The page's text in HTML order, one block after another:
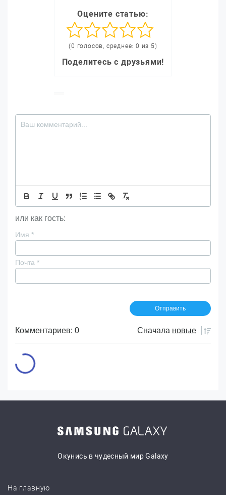
Оцените статью:
(0 голосов, среднее: 0 из 5)
Поделитесь с друзьями!
или как гость:
Имя *
Почта *
Комментариев: 0 Сначала новые
Окунись в чудесный мир Galaxy
На главную